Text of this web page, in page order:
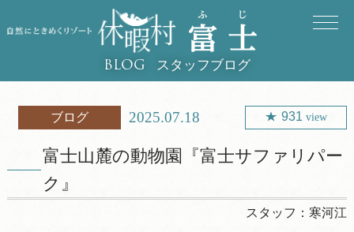
BLOG スタッフブログ
ブログ 2025.07.18 931 view
富士山麓の動物園『富士サファリパー
ク』
スタッフ： 寒河江